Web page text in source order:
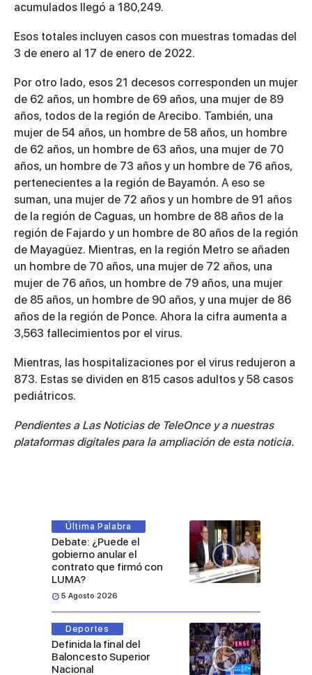
acumulados llegó a 180,249.
Esos totales incluyen casos con muestras tomadas del
3 de enero al 17 de enero de 2022.
Por otro lado, esos 21 decesos corresponden un mujer
de 62 años, un hombre de 69 años, una mujer de 89
años, todos de la región de Arecibo. También, una
mujer de 54 años, un hombre de 58 años, un hombre
de 62 años, un hombre de 63 años, una mujer de 70
años, un hombre de 73 años y un hombre de 76 años,
pertenecientes a la región de Bayamón. A eso se
suman, una mujer de 72 años y un hombre de 91 años
de la región de Caguas, un hombre de 88 años de la
región de Fajardo y un hombre de 80 años de la región
de Mayagüez. Mientras, en la región Metro se añaden
un hombre de 70 años, una mujer de 72 años, una
mujer de 76 años, un hombre de 79 años, una mujer
de 85 años, un hombre de 90 años, y una mujer de 86
años de la región de Ponce. Ahora la cifra aumenta a
3,563 fallecimientos por el virus.
Mientras, las hospitalizaciones por el virus redujeron a
873. Estas se dividen en 815 casos adultos y 58 casos
pediátricos.
Pendientes a Las Noticias de TeleOnce y a nuestras
plataformas digitales para la ampliación de esta noticia.
Última Palabra
Debate: ¿Puede el
gobierno anular el
contrato que firmó con
LUMA?
5 Agosto 2026
Deportes
Definida la final del
Baloncesto Superior
Nacional